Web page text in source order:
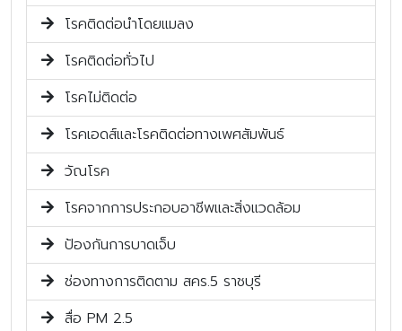
โรคติดต่อนำโดยแมลง
โรคติดต่อทั่วไป
โรคไม่ติดต่อ
โรคเอดส์และโรคติดต่อทางเพศสัมพันธ์
วัณโรค
โรคจากการประกอบอาชีพและสิ่งแวดล้อม
ป้องกันการบาดเจ็บ
ช่องทางการติดตาม สคร.5 ราชบุรี
สื่อ PM 2.5